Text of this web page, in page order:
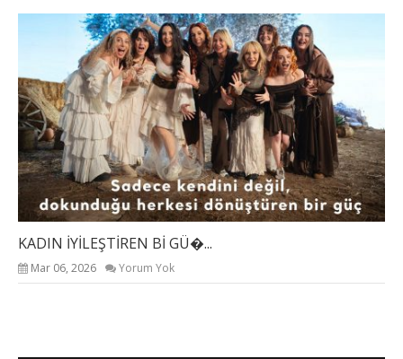
KADIN İYİLEŞTİREN Bİ GÜ�...
Mar 06, 2026 Yorum Yok